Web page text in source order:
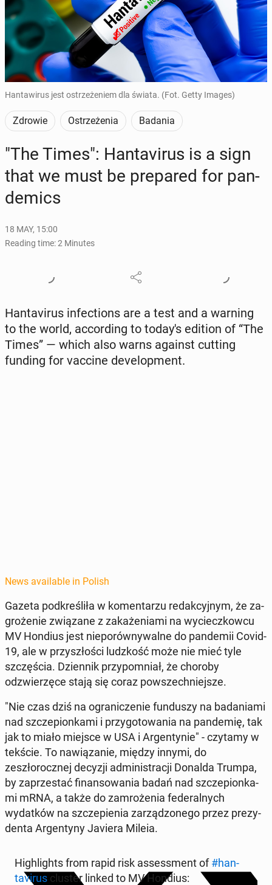
Hantawirus jest ostrzeżeniem dla świata. (Fot. Getty Images)
Zdrowie Ostrzeżenia Badania
"The Times": Han­tavirus is a sign
that we must be pre­pared for pan­
demics
18 MAY, 15:00
Reading time: 2 Minutes
Han­tavirus in­fec­tions are a test and a warning
to the world, ac­cord­ing to today's edition of “The
Times” — which also warns against cutting
funding for vaccine de­vel­op­ment.
News available in Polish
Gazeta pod­kreśliła w ko­men­tarzu redak­cyjnym, że za­
groże­nie związane z za­każe­ni­a­mi na wycieczkow­cu
MV Hondius jest nieporówny­walne do pan­demii Covid-
19, ale w przyszłoś­ci ludzkość może nie mieć tyle
szczęś­cia. Dzi­en­nik przy­pom­ni­ał, że choroby
odzwierzęce stają się coraz powszech­niejsze.
"Nie czas dziś na ogranicze­nie fun­duszy na bada­ni­a­mi
nad szczepi­onka­mi i przy­go­towa­nia na pan­demię, tak
jak to miało miejsce w USA i Ar­gen­tynie" - czytamy w
tekście. To naw­iązanie, między innymi, do
zeszłorocznej decyzji ad­min­is­tracji Donalda Trumpa,
by za­przes­tać fi­nan­sowa­nia badań nad szczepi­onka­
mi mRNA, a także do zam­roże­nia fed­er­al­nych
wydatków na szczepi­enia zarząd­zonego przez prezy­
den­ta Ar­gen­tyny Javiera Mileia.
High­lights from rapid risk as­sess­ment of#han­
tavirus cluster linked to MV Hondius: